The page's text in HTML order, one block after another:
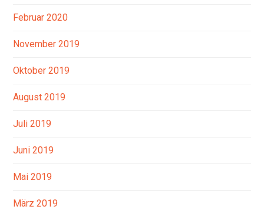
Februar 2020
November 2019
Oktober 2019
August 2019
Juli 2019
Juni 2019
Mai 2019
März 2019